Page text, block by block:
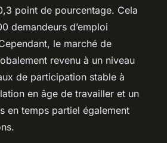
point de pourcentage. Cela
demandeurs d’emploi
le marché de
revenu à un niveau
de participation stable à
en âge de travailler et un
en temps partiel également